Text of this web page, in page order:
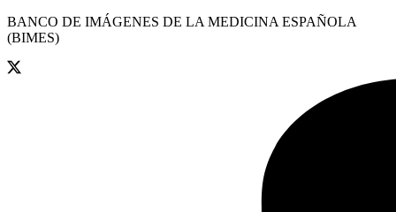
BANCO DE IMÁGENES DE LA MEDICINA ESPAÑOLA
(BIMES)